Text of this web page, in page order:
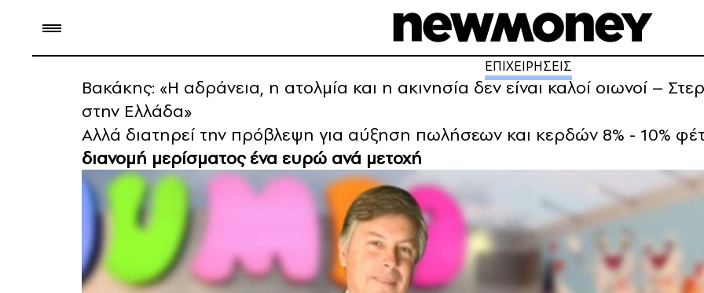
ΕΠΙΧΕΙΡΗΣΕΙΣ
Βακάκης: «Η αδράνεια, η ατολμία και η ακινησία δεν είναι καλοί οιωνοί –
στην Ελλάδα»
Αλλά διατηρεί την πρόβλεψη για αύξηση πωλήσεων και κερδών 8% - 10%
διανομή μερίσματος ένα ευρώ ανά μετοχή